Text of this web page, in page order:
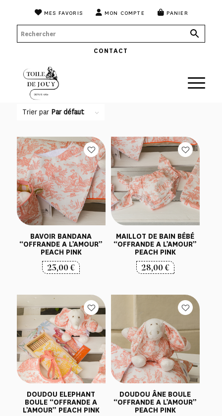
MES FAVORIS MON COMPTE PANIER
CONTACT
Trier par Par défaut
BAVOIR BANDANA
“OFFRANDE A L’AMOUR”
PEACH PINK
23,00€
MAILLOT DE BAIN BÉBÉ
“OFFRANDE A L’AMOUR”
PEACH PINK
28,00€
DOUDOU ELEPHANT
BOULE “OFFRANDE A
L’AMOUR” PEACH PINK
DOUDOU ÂNE BOULE
“OFFRANDE A L’AMOUR”
PEACH PINK